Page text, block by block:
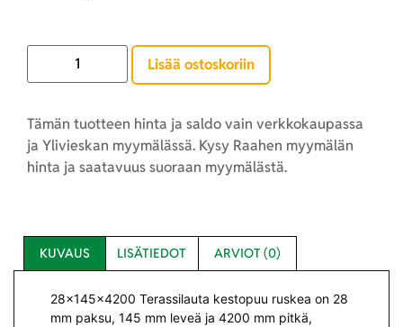
Lisää ostoskoriin
Tämän tuotteen hinta ja saldo vain verkkokaupassa
ja Ylivieskan myymälässä. Kysy Raahen myymälän
hinta ja saatavuus suoraan myymälästä.
KUVAUS LISÄTIEDOT ARVIOT (0)
28x145x4200 Terassilauta kestopuu ruskea on 28
mm paksu, 145 mm leveä ja 4200 mm pitkä,